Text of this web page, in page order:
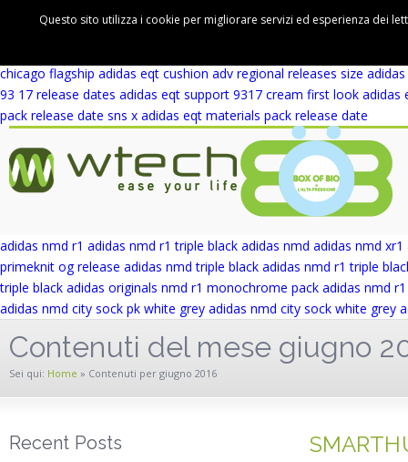
adidas eqt support 93 winter wool release date
adidas eqt support
cushion adv first look
adidas eqt cushion adv blue europe
chicago flagship adidas eqt cushion adv regional releases size
93 17 release dates adidas eqt support 9317 cream first look adidas
pack release date sns x adidas eqt materials pack release date
adidas nmd r1 adidas nmd r1 triple black adidas nmd adidas nmd xr1
primeknit og release adidas nmd triple black adidas nmd r1 triple
triple black adidas originals nmd r1 monochrome pack adidas nmd
adidas nmd city sock pk white grey adidas nmd city sock white grey
Contenuti del mese giugno
Sei qui: Home » Contenuti per giugno 2016
Recent Posts
Questo sito utilizza i cookie per migliorare servizi ed esperienza dei